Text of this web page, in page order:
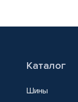
Каталог
Шины